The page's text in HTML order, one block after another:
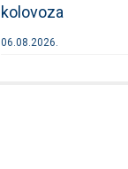
kolovoza
06.08.2026.